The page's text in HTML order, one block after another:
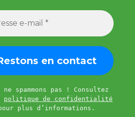
ne spammons pas ! Consultez
politique de confidentialité
plus d’informations.